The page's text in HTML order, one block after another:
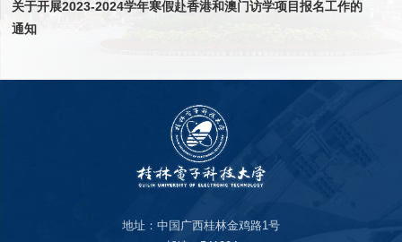
关于开展2023-2024学年寒假赴香港和澳门访学项目报名工作的
通知
地址：中国广西桂林金鸡路1号